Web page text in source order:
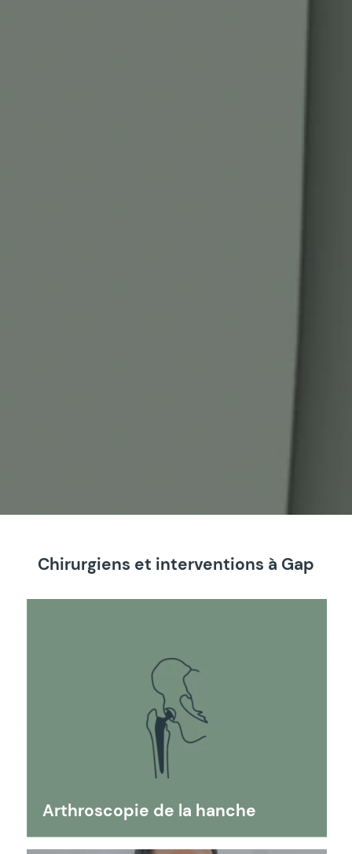
Chirurgiens et interventions à Gap
Arthroscopie de la hanche